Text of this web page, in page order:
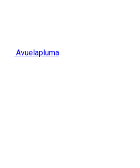
Avuelapluma